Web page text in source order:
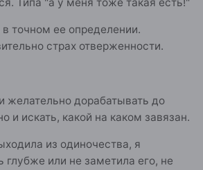
точном ее определении.
страх отверженности.
желательно дорабатывать до
и искать, какой на каком завязан.
из одиночества, я
глубже или не заметила его, не